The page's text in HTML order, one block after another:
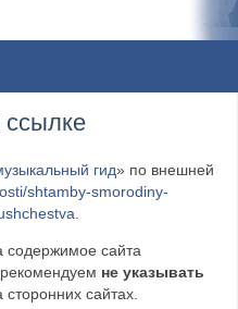
последние одиннад...
новую волну участ...
гид» по внешней
shtamby-smorodiny-
.
содержимое сайта
не указывать
сайтах.